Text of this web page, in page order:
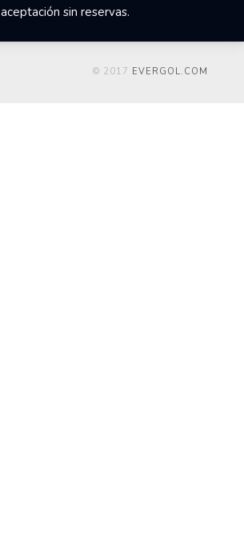
aceptación sin reservas.
© 2017 EVERGOL.COM